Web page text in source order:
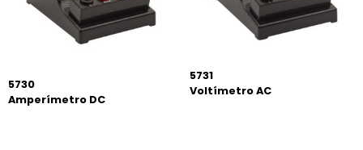
5730
Amperímetro DC
5731
Voltímetro AC